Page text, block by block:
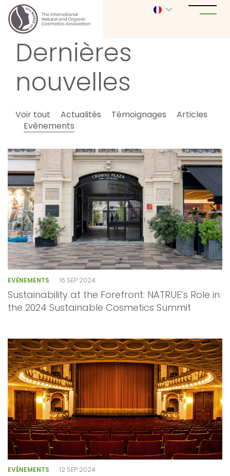
Dernières
nouvelles
Voir tout Actualités Témoignages
Articles
Evènements
EVÈNEMENTS 16 SEP 2024
Sustainability at the Forefront: NATRUE’s Role in
the 2024 Sustainable Cosmetics Summit
EVÈNEMENTS 12 SEP 2024